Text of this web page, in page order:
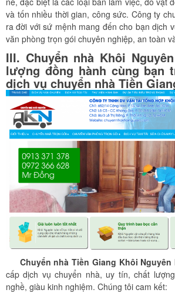
và tốn nhiều thời gian, công sức. Công ty
ra đời với sứ mệnh mang đến cho bạn dịch
văn phòng trọn gói chuyên nghiệp, an toàn
III. Chuyển nhà Khôi
lượng đồng hành cùng bạn
dịch vụ chuyển nhà Tiền
Chuyển nhà Tiền Giang Khôi Nguyên
cấp dịch vụ chuyển nhà, uy tín, chất
nghề, giàu kinh nghiệm. Chúng tôi cam kết: